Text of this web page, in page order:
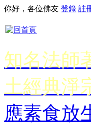
你好，各位佛友 登錄 註
知名法師
土經典淨
應素食放